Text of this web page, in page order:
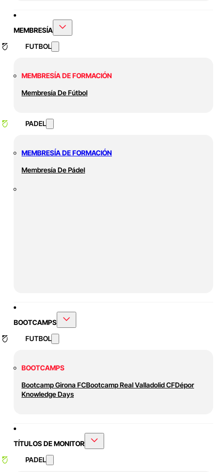
MEMBRESÍA
FUTBOL
MEMBRESÍA DE FORMACIÓN
Membresía De Fútbol
PADEL
MEMBRESÍA DE FORMACIÓN
Membresía De Pádel
BOOTCAMPS
FUTBOL
BOOTCAMPS
Bootcamp Girona FCBootcamp Real Valladolid CFDépor
Knowledge Days
TÍTULOS DE MONITOR
PADEL